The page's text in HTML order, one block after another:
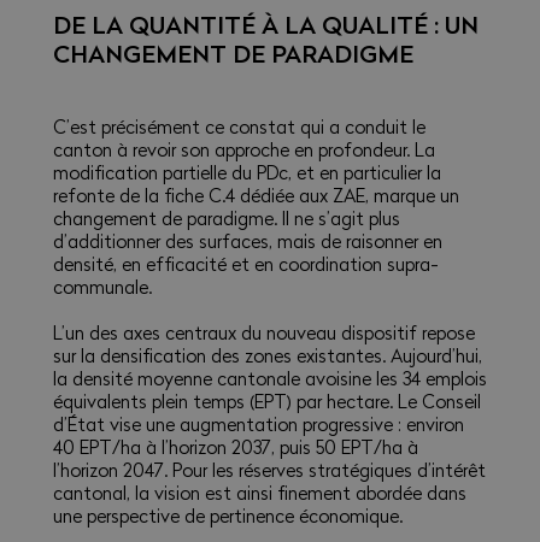
DE LA QUANTITÉ À LA QUALITÉ : UN
CHANGEMENT DE PARADIGME
C’est précisément ce constat qui a conduit le
canton à revoir son approche en profondeur. La
modification partielle du PDc, et en particulier la
refonte de la fiche C.4 dédiée aux ZAE, marque un
changement de paradigme. Il ne s’agit plus
d’additionner des surfaces, mais de raisonner en
densité, en efficacité et en coordination supra-
communale.
L’un des axes centraux du nouveau dispositif repose
sur la densification des zones existantes. Aujourd’hui,
la densité moyenne cantonale avoisine les 34 emplois
équivalents plein temps (EPT) par hectare. Le Conseil
d’État vise une augmentation progressive : environ
40 EPT/ha à l’horizon 2037, puis 50 EPT/ha à
l’horizon 2047. Pour les réserves stratégiques d’intérêt
cantonal, la vision est ainsi finement abordée dans
une perspective de pertinence économique.